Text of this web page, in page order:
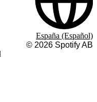
© 2026 Spotify AB
España (Español)